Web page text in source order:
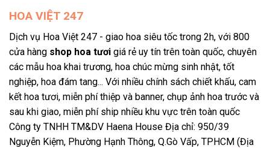
HOA VIỆT 247
Dịch vụ Hoa Việt 247 - giao hoa siêu tốc trong 2h, với 800
cửa hàng shop hoa tươi giá rẻ uy tín trên toàn quốc, chuyên
các mẫu hoa khai trương, hoa chúc mừng sinh nhật, tốt
nghiệp, hoa đám tang... Với nhiều chính sách chiết khấu, cam
kết hoa tươi, miễn phí thiệp và banner, chụp ảnh hoa trước và
sau khi giao, miễn phí ship nhiều khu vực trên toàn quốc
Công ty TNHH TM&DV Haena House Địa chỉ: 950/39
Nguyễn Kiệm, Phường Hạnh Thông, Q.Gò Vấp, TPHCM (Địa